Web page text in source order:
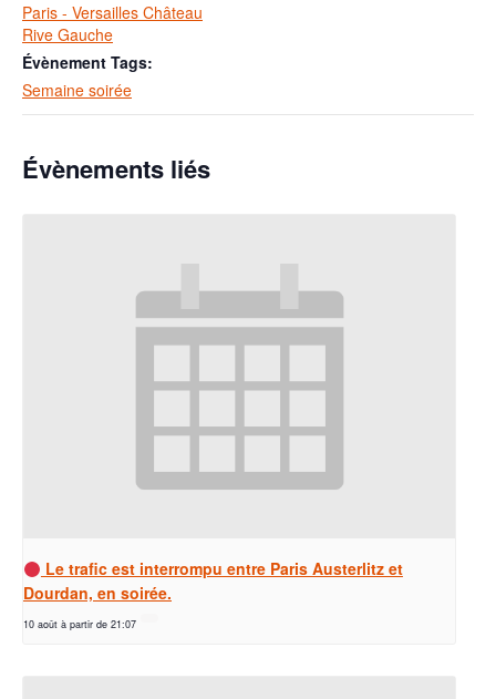
Paris - Versailles Château
Rive Gauche
Évènement Tags:
Semaine soirée
Évènements liés
Le trafic est interrompu entre Paris Austerlitz et
Dourdan, en soirée.
10 août à partir de 21:07